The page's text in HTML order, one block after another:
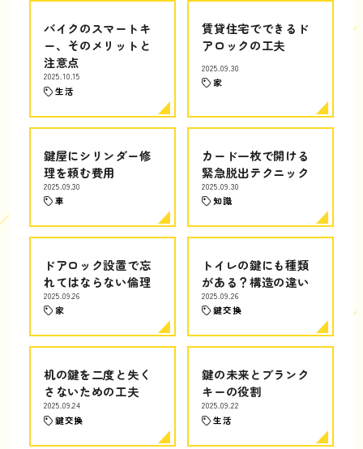
バイクのスマートキ
ー、そのメリットと
注意点
2025.10.15
生活
賃貸住宅でできるド
アロックの工夫
2025.09.30
家
鍵屋にシリンダー修
理を頼む費用
2025.09.30
車
カード一枚で開ける
緊急脱出テクニック
2025.09.30
知識
ドアロック設置で忘
れてはならない倫理
2025.09.26
家
トイレの鍵にも種類
がある？構造の違い
2025.09.26
鍵交換
机の鍵を二度と失く
さないための工夫
2025.09.24
鍵交換
鍵の未来とブランク
キーの役割
2025.09.22
生活